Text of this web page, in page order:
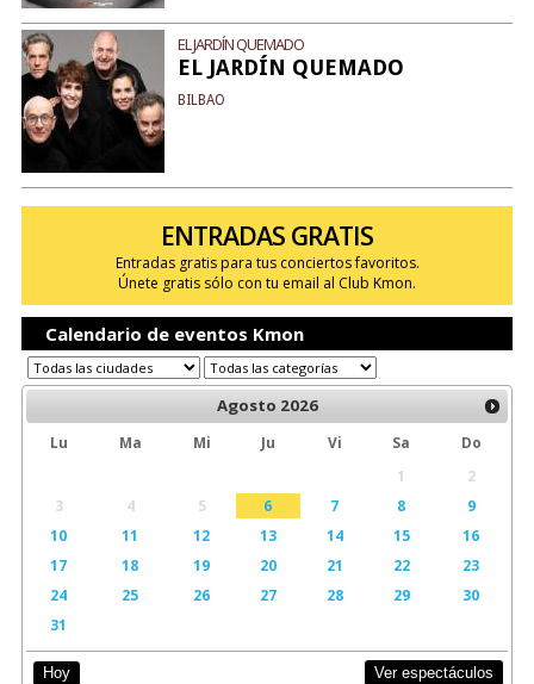
EL JARDÍN QUEMADO
EL JARDÍN QUEMADO
BILBAO
ENTRADAS GRATIS
Entradas gratis para tus conciertos favoritos.
Únete gratis sólo con tu email al Club Kmon.
Calendario de eventos Kmon
Agosto 2026
Lu Ma Mi Ju Vi Sa
Do
1
2
3
4 5 6 7 8
9
10
11 12 13 14 15
16
17
18 19 20 21 22
23
24
25 26 27 28 29
30
31
Hoy Ver espectáculos